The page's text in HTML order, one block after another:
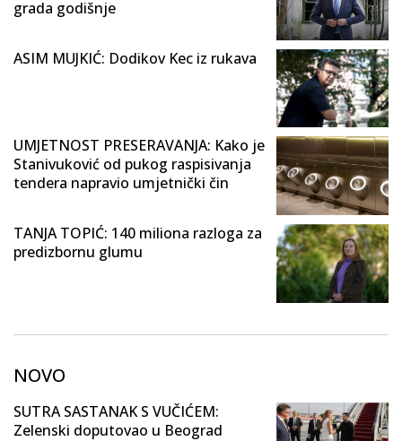
grada godišnje
ASIM MUJKIĆ: Dodikov Kec iz rukava
UMJETNOST PRESERAVANJA: Kako je
Stanivuković od pukog raspisivanja
tendera napravio umjetnički čin
TANJA TOPIĆ: 140 miliona razloga za
predizbornu glumu
NOVO
SUTRA SASTANAK S VUČIĆEM:
Zelenski doputovao u Beograd